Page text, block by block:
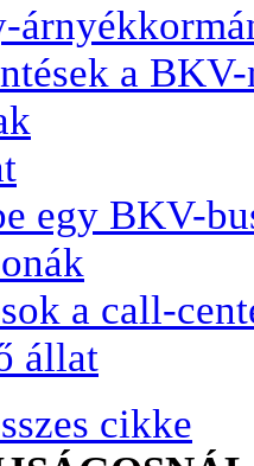
a
egy BKV-
a call-
állat
cikke